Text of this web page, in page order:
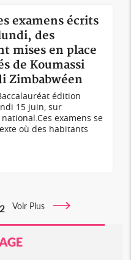
examens écrits
des
mises en place
de Koumassi
Zimbabwéen
édition
15 juin, sur
examens se
où des habitants
Voir Plus